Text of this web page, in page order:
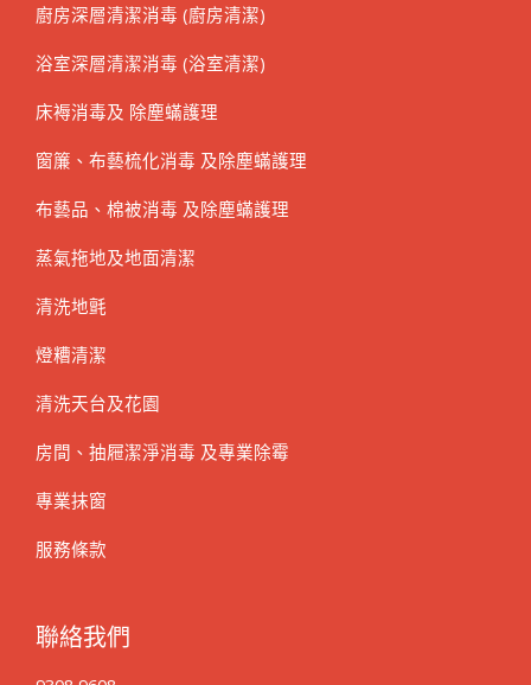
廚房深層清潔消毒 (廚房清潔)
浴室深層清潔消毒 (浴室清潔)
床褥消毒及 除塵蟎護理
窗簾、布藝梳化消毒 及除塵蟎護理
布藝品、棉被消毒 及除塵蟎護理
蒸氣拖地及地面清潔
清洗地氈
燈糟清潔
清洗天台及花園
房間、抽屜潔淨消毒 及專業除霉
專業抹窗
服務條款
聯絡我們